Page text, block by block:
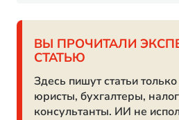
ВЫ ПРОЧИТАЛИ
СТАТЬЮ
Здесь пишут статьи
юристы, бухгалтеры,
консультанты. ИИ не